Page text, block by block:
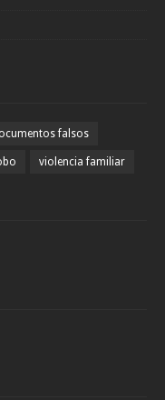
falsos
violencia familiar